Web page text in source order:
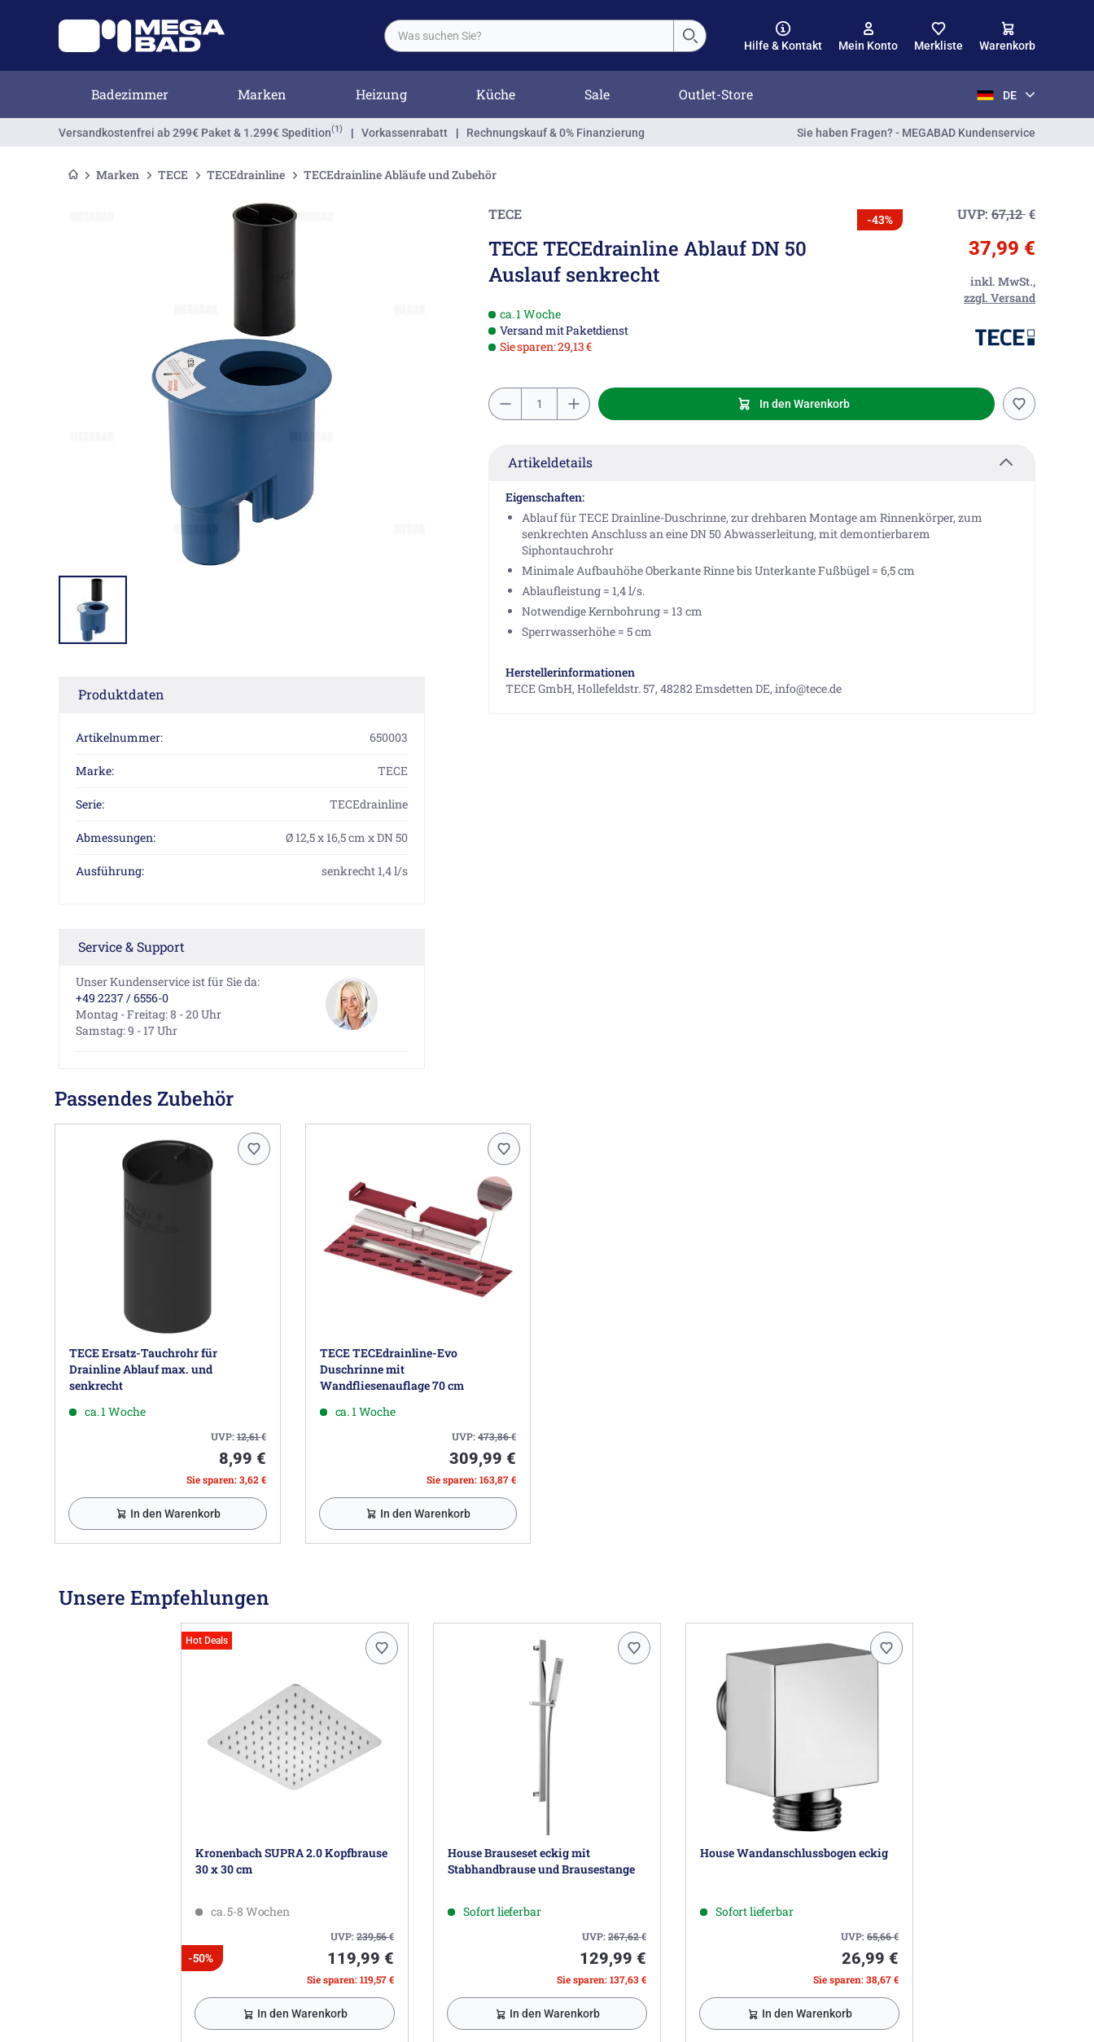
Hilfe & Kontakt Mein Konto Merkliste Warenkorb
Badezimmer Marken Heizung Küche Sale Outlet-Store DE
Versandkostenfrei ab 299€ Paket & 1.299€ Spedition(1) | Vorkassenrabatt | Rechnungskauf & 0% Finanzierung Sie haben Fragen? - MEGABAD Kundenservice
Marken TECE TECEdrainline TECEdrainline Abläufe und Zubehör
Produktdaten
Artikelnummer: 650003
Marke: TECE
Serie: TECEdrainline
Abmessungen: Ø 12,5 x 16,5 cm x DN 50
Ausführung: senkrecht 1,4 l/s
Service & Support
Unser Kundenservice ist für Sie da:
+49 2237 / 6556-0
Montag - Freitag: 8 - 20 Uhr
Samstag: 9 - 17 Uhr
TECE
TECE TECEdrainline Ablauf DN 50
Auslauf senkrecht
-43% UVP: 67,12€
37,99 €
inkl. MwSt.,
zzgl. Versand
ca. 1 Woche
Versand mit Paketdienst
Sie sparen: 29,13 €
In den Warenkorb
Artikeldetails
Eigenschaften:
Ablauf für TECE Drainline-Duschrinne, zur drehbaren Montage am Rinnenkörper, zum
senkrechten Anschluss an eine DN 50 Abwasserleitung, mit demontierbarem
Siphontauchrohr
Minimale Aufbauhöhe Oberkante Rinne bis Unterkante Fußbügel = 6,5 cm
Ablaufleistung = 1,4 l/s.
Notwendige Kernbohrung = 13 cm
Sperrwasserhöhe = 5 cm
Herstellerinformationen
TECE GmbH, Hollefeldstr. 57, 48282 Emsdetten DE, info@tece.de
Passendes Zubehör
TECE Ersatz-Tauchrohr für
Drainline Ablauf max. und
senkrecht
ca. 1 Woche
UVP:12,61€
8,99 €
Sie sparen: 3,62 €
In den Warenkorb
TECE TECEdrainline-Evo
Duschrinne mit
Wandfliesenauflage 70 cm
ca. 1 Woche
UVP:473,86€
309,99 €
Sie sparen: 163,87 €
In den Warenkorb
Unsere Empfehlungen
Hot Deals
Kronenbach SUPRA 2.0 Kopfbrause
30 x 30 cm
ca. 5-8 Wochen
UVP:239,56€
-50% 119,99 €
Sie sparen: 119,57 €
In den Warenkorb
House Brauseset eckig mit
Stabhandbrause und Brausestange
Sofort lieferbar
UVP:267,62€
129,99 €
Sie sparen: 137,63 €
In den Warenkorb
House Wandanschlussbogen eckig
Sofort lieferbar
UVP:65,66€
26,99 €
Sie sparen: 38,67 €
In den Warenkorb